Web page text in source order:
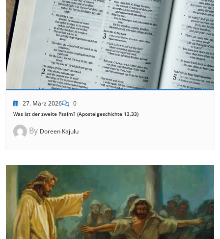
27. März 2026 0
Was ist der zweite Psalm? (Apostelgeschichte 13,33)
By Doreen Kajulu